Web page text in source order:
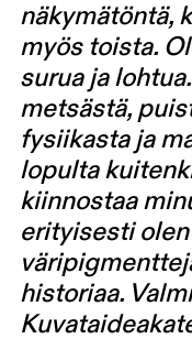
näkymätöntä,
myös toista.
surua ja
metsästä,
fysiikasta ja
lopulta
kiinnostaa
erityisesti
historiaa.